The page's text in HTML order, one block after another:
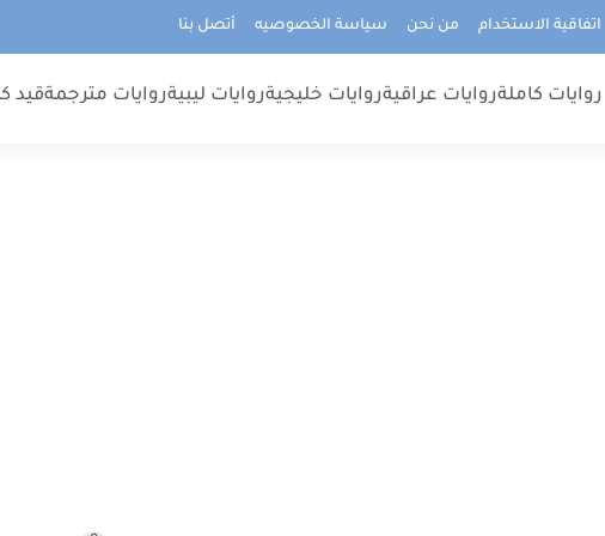
اتفاقية الاستخدام من نحن سياسة الخصوصيه أتصل بنا
روايات كاملةروايات عراقيةروايات خليجيةروايات ليبيةروايات مترجمةقيد